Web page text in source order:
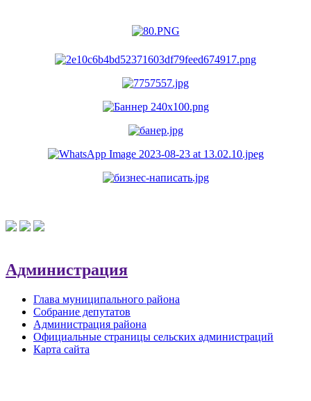
Администрация
Глава муниципального района
Собрание депутатов
Администрация района
Официальные страницы сельских администраций
Карта сайта